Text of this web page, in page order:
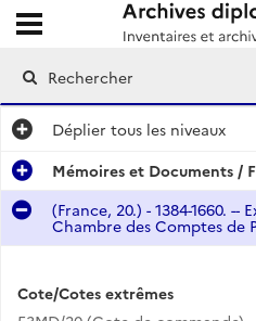
Archives diplomatiques
Ouvrir le menu déroulant
Déplier tous les niveaux
Mémoires et Documents /
(France, 20.) - 1384-1660.
Chambre des Comptes de
Cote/Cotes extrêmes